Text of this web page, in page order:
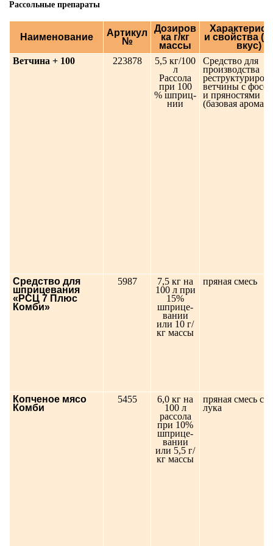
Рассольные препараты
Наименование
Артикул
№
Дозиров
ка г/кг
массы
и свойства
вкус)
Ветчина + 100
223878
5,5 кг/100
л
Рассола
при 100
% шприц-
нии
Средство для
производства
ветчины с
и пряностями
(базовая
Средство для
шприцевания
«РСЦ 7 Плюс
Комби»
5987
7,5 кг на
100 л при
15%
шприце-
вании
или 10 г/
кг массы
пряная смесь
Копченое мясо
Комби
5455
6,0 кг на
100 л
рассола
при 10%
шприце-
вании
или 5,5 г/
кг массы
пряная смесь с
лука